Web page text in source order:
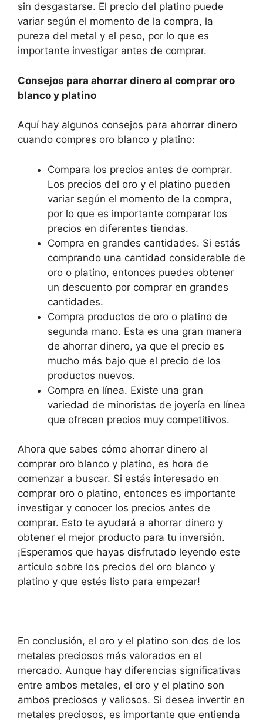
sin desgastarse. El precio del platino puede
variar según el momento de la compra, la
pureza del metal y el peso, por lo que es
importante investigar antes de comprar.
Consejos para ahorrar dinero al comprar oro
blanco y platino
Aquí hay algunos consejos para ahorrar dinero
cuando compres oro blanco y platino:
Compara los precios antes de comprar.
Los precios del oro y el platino pueden
variar según el momento de la compra,
por lo que es importante comparar los
precios en diferentes tiendas.
Compra en grandes cantidades. Si estás
comprando una cantidad considerable de
oro o platino, entonces puedes obtener
un descuento por comprar en grandes
cantidades.
Compra productos de oro o platino de
segunda mano. Esta es una gran manera
de ahorrar dinero, ya que el precio es
mucho más bajo que el precio de los
productos nuevos.
Compra en línea. Existe una gran
variedad de minoristas de joyería en línea
que ofrecen precios muy competitivos.
Ahora que sabes cómo ahorrar dinero al
comprar oro blanco y platino, es hora de
comenzar a buscar. Si estás interesado en
comprar oro o platino, entonces es importante
investigar y conocer los precios antes de
comprar. Esto te ayudará a ahorrar dinero y
obtener el mejor producto para tu inversión.
¡Esperamos que hayas disfrutado leyendo este
artículo sobre los precios del oro blanco y
platino y que estés listo para empezar!
En conclusión, el oro y el platino son dos de los
metales preciosos más valorados en el
mercado. Aunque hay diferencias significativas
entre ambos metales, el oro y el platino son
ambos preciosos y valiosos. Si desea invertir en
metales preciosos, es importante que entienda